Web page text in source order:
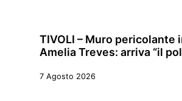
TIVOLI – Muro pericolante
Amelia Treves: arriva “il
7 Agosto 2026